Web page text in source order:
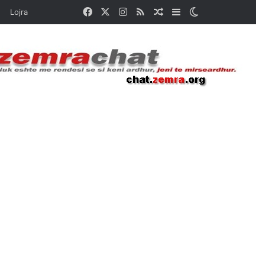
Lojra FacebookInstagram
RSSRandom Article
Sidebar